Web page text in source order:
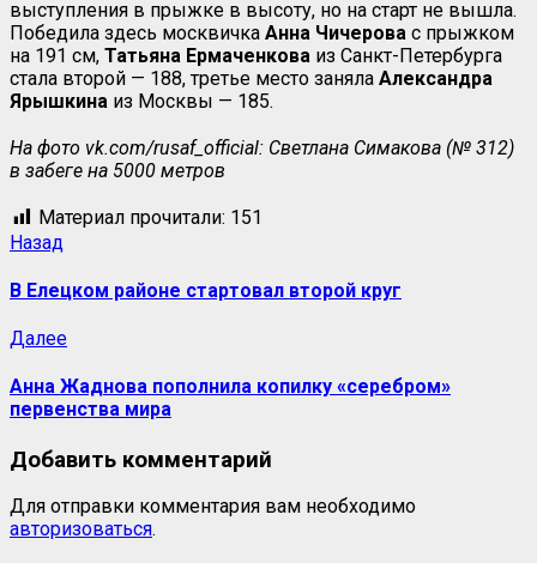
выступления в прыжке в высоту, но на старт не вышла.
Победила здесь москвичка Анна Чичерова с прыжком
на 191 см, Татьяна Ермаченкова из Санкт-Петербурга
стала второй — 188, третье место заняла Александра
Ярышкина из Москвы — 185.
На фото vk.com/rusaf_ official: Светлана Симакова (№ 312)
в забеге на 5000 метров
Материал прочитали: 151
Назад
В Елецком районе стартовал второй круг
Далее
Анна Жаднова пополнила копилку «серебром»
первенства мира
Добавить комментарий
Для отправки комментария вам необходимо
авторизоваться.